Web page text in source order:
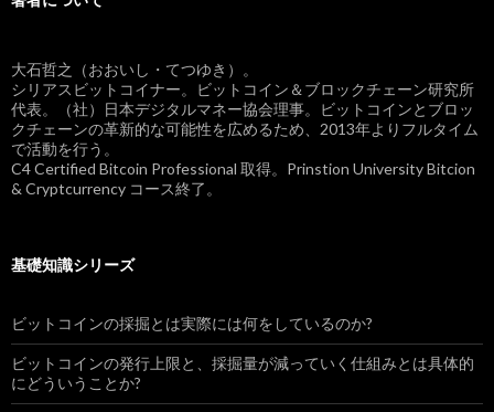
大石哲之（おおいし・てつゆき）。
シリアスビットコイナー。ビットコイン＆ブロックチェーン研究所
代表。（社）日本デジタルマネー協会理事。ビットコインとブロッ
クチェーンの革新的な可能性を広めるため、2013年よりフルタイム
で活動を行う。
C4 Certified Bitcoin Professional 取得。Prinstion University Bitcion
& Cryptcurrency コース終了。
基礎知識シリーズ
ビットコインの採掘とは実際には何をしているのか?
ビットコインの発行上限と、採掘量が減っていく仕組みとは具体的
にどういうことか?